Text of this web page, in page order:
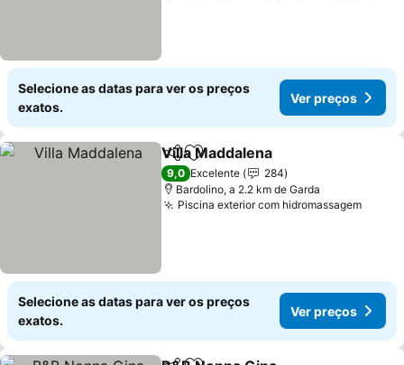
Selecione as datas para ver os preços
exatos.
Ver preços
PartilharAdicionar aos favoritos
Villa Maddalena
9,0 Excelente
284
Bardolino, a 2.2 km de Garda
Piscina exterior com hidromassagemVer
Selecione as datas para ver os preços
exatos.
Ver preços